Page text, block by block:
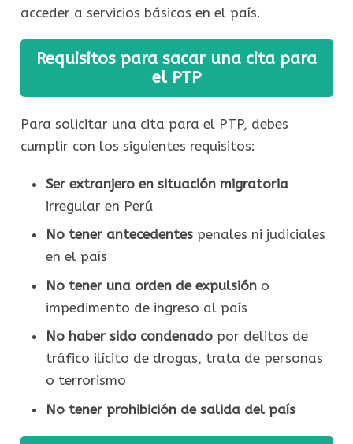
acceder a servicios básicos en el país.
Requisitos para sacar una cita para
el PTP
Para solicitar una cita para el PTP, debes
cumplir con los siguientes requisitos:
Ser extranjero en situación migratoria
irregular en Perú
No tener antecedentespenales ni judiciales
en el país
No tener una orden de expulsióno
impedimento de ingreso al país
No haber sido condenadopor delitos de
tráfico ilícito de drogas, trata de personas
o terrorismo
No tener prohibición de salida del país